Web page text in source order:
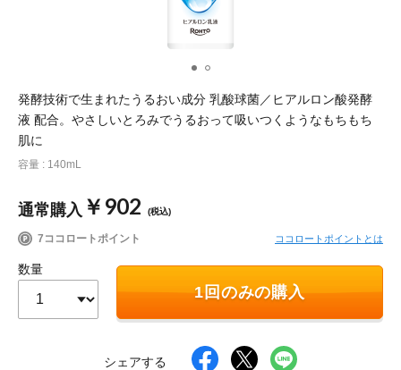
ログイン / 新規会員登録
∟ 美容サプリメント
美容・スキンケア
おトクなロート定期便
ポイントを貯める
読みもの
ジャーナル (美容情報・健康情報・読み物)
スタッフのお気に入り
ご案内
発酵技術で生まれたうるおい成分 乳酸球菌／ヒアルロン酸発酵
液 配合。やさしいとろみでうるおって吸いつくようなもちもち
肌に
容量 : 140mL
通常購入 ￥902 (税込)
7ココロートポイント ココロートポイントとは
数量
1回のみの購入
シェアする